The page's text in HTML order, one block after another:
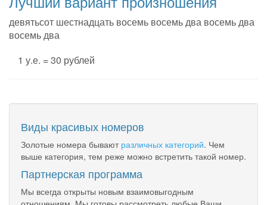
девятьсот шестнадцать восемь восемь два восемь два
восемь два
1 у.е. = 30 рублей
Виды красивых номеров
Золотые номера бывают различных категорий. Чем
выше категория, тем реже можно встретить такой номер.
Партнерская программа
Мы всегда открыты новым взаимовыгодным